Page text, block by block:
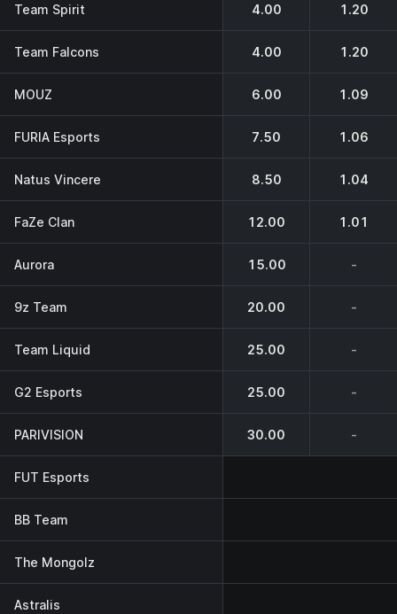
Team Spirit 4.00 1.20
Team Falcons 4.00 1.20
MOUZ 6.00 1.09
FURIA Esports 7.50 1.06
Natus Vincere 8.50 1.04
FaZe Clan 12.00 1.01
Aurora 15.00 -
9z Team 20.00 -
Team Liquid 25.00 -
G2 Esports 25.00 -
PARIVISION 30.00 -
FUT Esports
BB Team
The Mongolz
Astralis